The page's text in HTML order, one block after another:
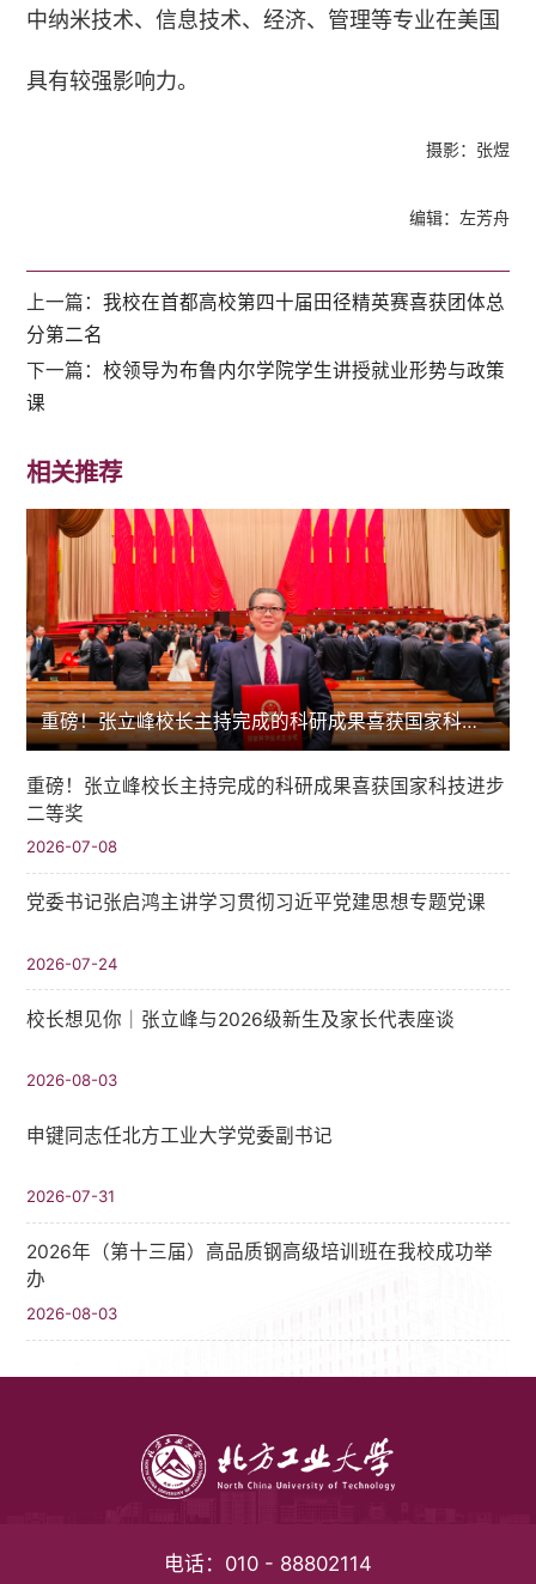
中纳米技术、信息技术、经济、管理等专业在美国
具有较强影响力。
摄影：张煜
编辑：左芳舟
上一篇：我校在首都高校第四十届田径精英赛喜获团体总
分第二名
下一篇：校领导为布鲁内尔学院学生讲授就业形势与政策
课
相关推荐
重磅！张立峰校长主持完成的科研成果喜获国家科技进步二等奖
重磅！张立峰校长主持完成的科研成果喜获国家科技进步
二等奖
2026-07-08
党委书记张启鸿主讲学习贯彻习近平党建思想专题党课
2026-07-24
校长想见你｜张立峰与2026级新生及家长代表座谈
2026-08-03
申键同志任北方工业大学党委副书记
2026-07-31
2026年（第十三届）高品质钢高级培训班在我校成功举
办
2026-08-03
电话： 010 - 88802114